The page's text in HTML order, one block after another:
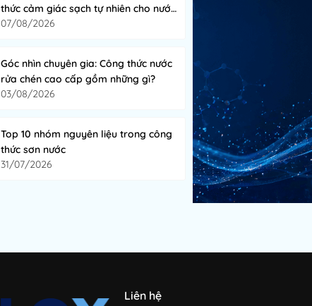
thức cảm giác sạch tự nhiên cho nước
rửa chén
07/08/2026
Góc nhìn chuyên gia: Công thức nước
rửa chén cao cấp gồm những gì?
03/08/2026
Top 10 nhóm nguyên liệu trong công
thức sơn nước
31/07/2026
Liên hệ